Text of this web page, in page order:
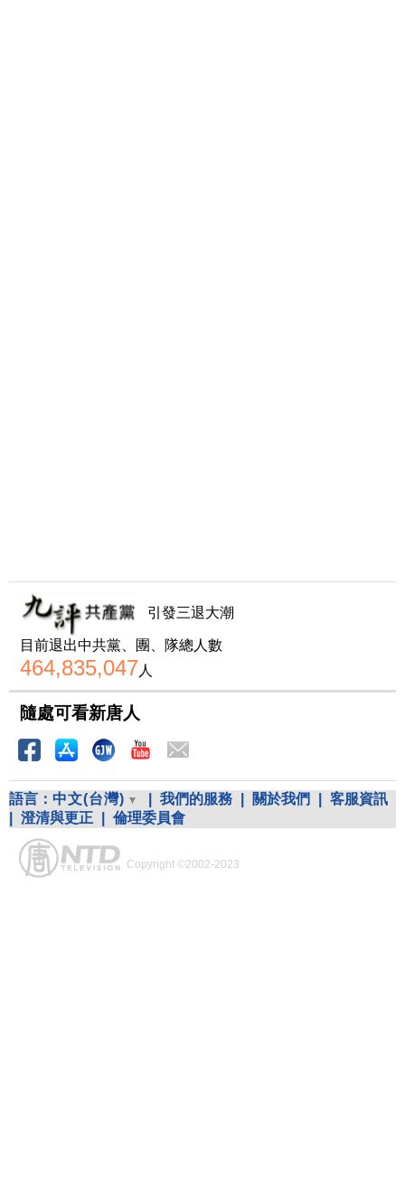
引發三退大潮
目前退出中共黨、團、隊總人數
464,835,047人
隨處可看新唐人
語言： 中文(台灣) 我們的服務 關於我們
客服資訊
澄清與更正 倫理委員會
Copyright ©2002-2023